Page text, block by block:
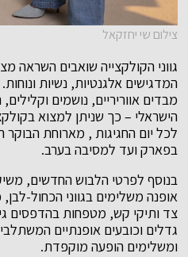
צילום שי יחזקאל
גווני הקולקצייה שואבים השראה
המדגישים אלגנטיות, נשיות
מבדים אווריריים, נושמים
הישראלי – כך שניתן למצוא
לכל יום החגיגות , מארוחת
בפארק ועד למסיבה בערב.
בנוסף לפרטי הלבוש החדשים,
אופנה משלימים בגווני הכחול-
צד ותיקי קש, מטפחות בהדפסים
גדלים וכובעים אופנתיים
ומשלימים הופעה מוקפדת.